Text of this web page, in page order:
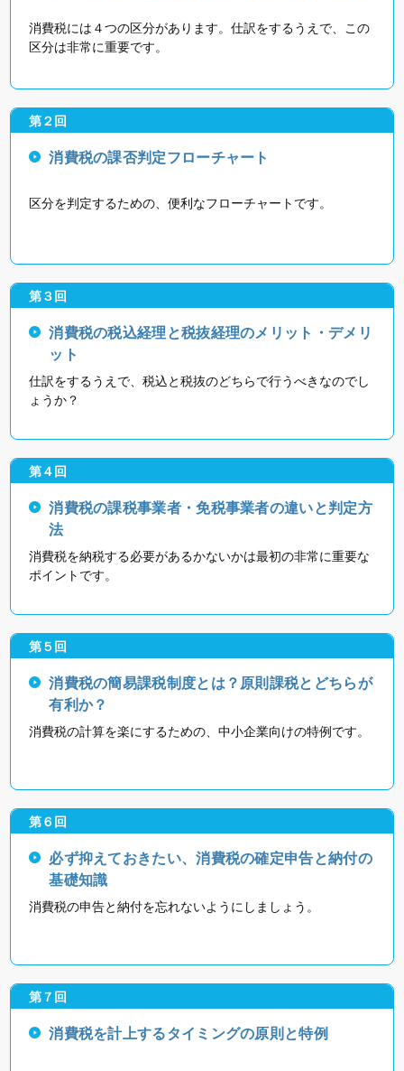
消費税には４つの区分があります。仕訳をするうえで、この
区分は非常に重要です。
第２回
消費税の課否判定フローチャート
区分を判定するための、便利なフローチャートです。
第３回
消費税の税込経理と税抜経理のメリット・デメリ
ット
仕訳をするうえで、税込と税抜のどちらで行うべきなのでし
ょうか？
第４回
消費税の課税事業者・免税事業者の違いと判定方
法
消費税を納税する必要があるかないかは最初の非常に重要な
ポイントです。
第５回
消費税の簡易課税制度とは？原則課税とどちらが
有利か？
消費税の計算を楽にするための、中小企業向けの特例です。
第６回
必ず抑えておきたい、消費税の確定申告と納付の
基礎知識
消費税の申告と納付を忘れないようにしましょう。
第７回
消費税を計上するタイミングの原則と特例